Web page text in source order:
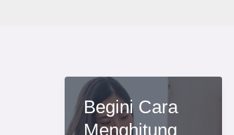
Begini Cara
Menghitung